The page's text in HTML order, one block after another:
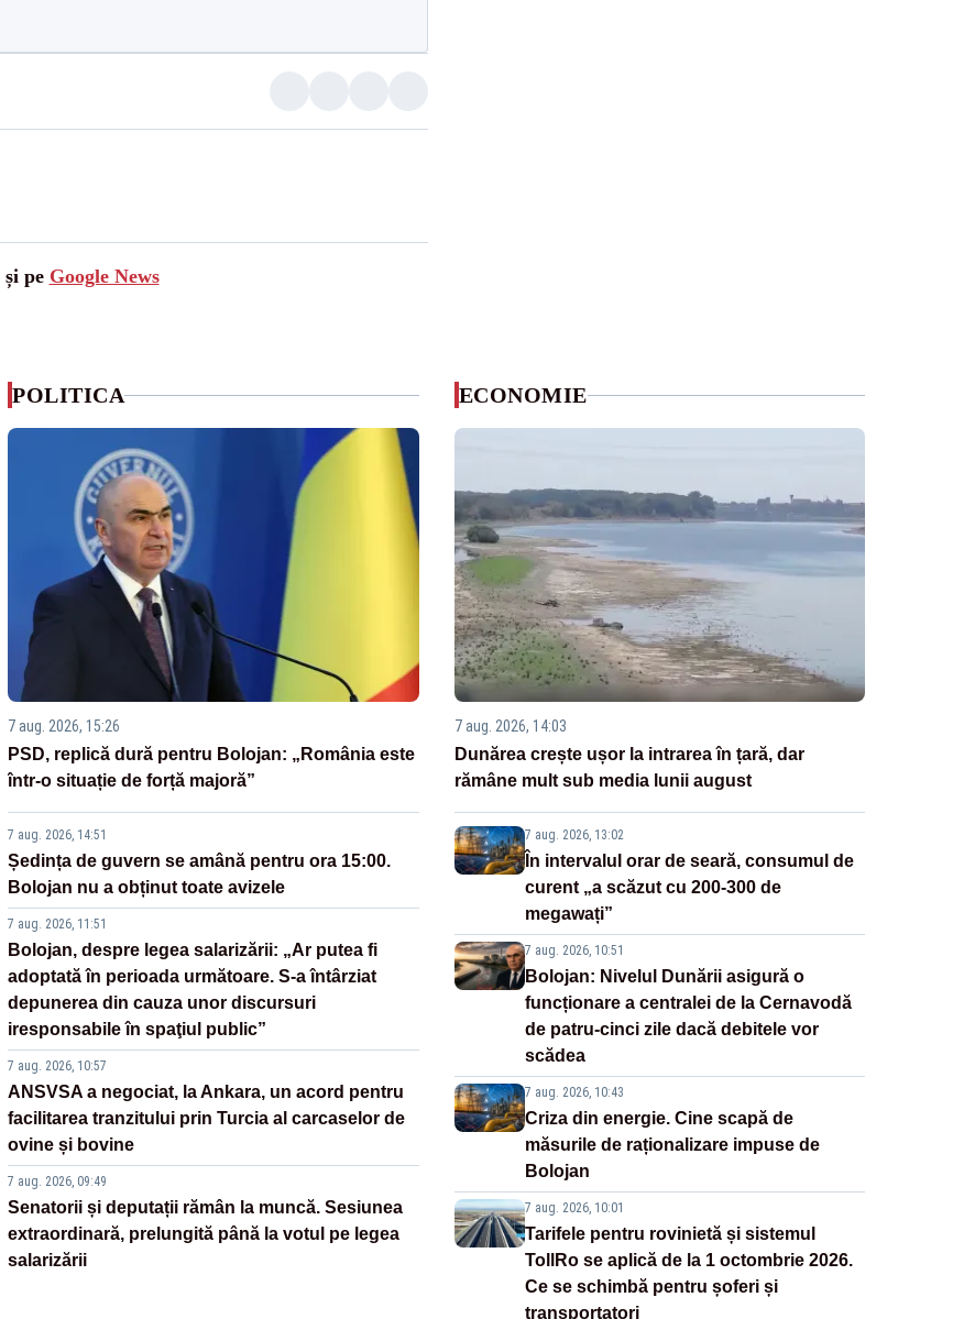
pe Google News
POLITICA
7 aug. 2026, 15:26
PSD, replică dură pentru Bolojan: „România este
într-o situație de forță majoră”
7 aug. 2026, 14:51
Ședința de guvern se amână pentru ora 15:00.
Bolojan nu a obținut toate avizele
7 aug. 2026, 11:51
Bolojan, despre legea salarizării: „Ar putea fi
adoptată în perioada următoare. S-a întârziat
depunerea din cauza unor discursuri
iresponsabile în spaţiul public”
7 aug. 2026, 10:57
ANSVSA a negociat, la Ankara, un acord pentru
facilitarea tranzitului prin Turcia al carcaselor de
ovine și bovine
7 aug. 2026, 09:49
Senatorii și deputații rămân la muncă. Sesiunea
extraordinară, prelungită până la votul pe legea
salarizării
ECONOMIE
7 aug. 2026, 14:03
Dunărea crește ușor la intrarea în țară, dar
rămâne mult sub media lunii august
7 aug. 2026, 13:02
În intervalul orar de seară, consumul de
curent „a scăzut cu 200-300 de
megawați”
7 aug. 2026, 10:51
Bolojan: Nivelul Dunării asigură o
funcționare a centralei de la Cernavodă
de patru-cinci zile dacă debitele vor
scădea
7 aug. 2026, 10:43
Criza din energie. Cine scapă de
măsurile de raționalizare impuse de
Bolojan
7 aug. 2026, 10:01
Tarifele pentru rovinietă și sistemul
TollRo se aplică de la 1 octombrie 2026.
Ce se schimbă pentru șoferi și
transportatori